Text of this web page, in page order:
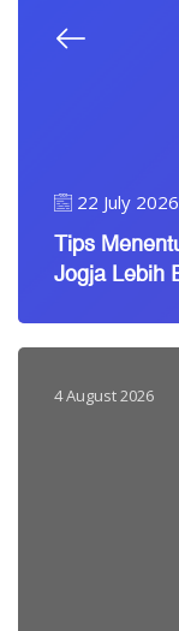
22 July 2026
Tips
Jogja Lebih
4 August 2026